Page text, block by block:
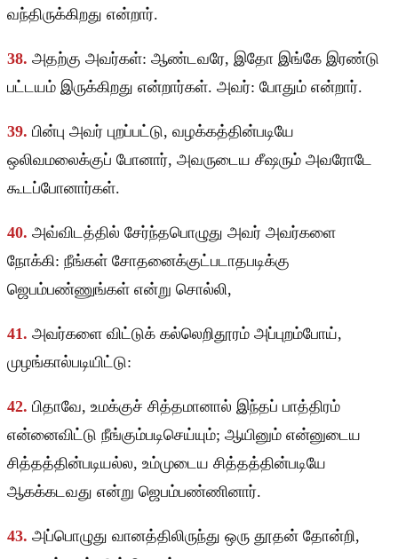
வந்திருக்கிறது என்றார்.
38. அதற்கு அவர்கள்: ஆண்டவரே, இதோ இங்கே இரண்டு
பட்டயம் இருக்கிறது என்றார்கள். அவர்: போதும் என்றார்.
39. பின்பு அவர் புறப்பட்டு, வழக்கத்தின்படியே
ஒலிவமலைக்குப் போனார், அவருடைய சீஷரும் அவரோடே
கூடப்போனார்கள்.
40. அவ்விடத்தில் சேர்ந்தபொழுது அவர் அவர்களை
நோக்கி: நீங்கள் சோதனைக்குட்படாதபடிக்கு
ஜெபம்பண்ணுங்கள் என்று சொல்லி,
41. அவர்களை விட்டுக் கல்லெறிதூரம் அப்புறம்போய்,
முழங்கால்படியிட்டு:
42. பிதாவே, உமக்குச் சித்தமானால் இந்தப் பாத்திரம்
என்னைவிட்டு நீங்கும்படிசெய்யும்; ஆயினும் என்னுடைய
சித்தத்தின்படியல்ல, உம்முடைய சித்தத்தின்படியே
ஆகக்கடவது என்று ஜெபம்பண்ணினார்.
43. அப்பொழுது வானத்திலிருந்து ஒரு தூதன் தோன்றி,